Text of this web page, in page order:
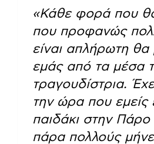
«Κάθε φορά που θα
που προφανώς
είναι απλήρωτη
εμάς από τα μέσα
τραγουδίστρια.
την ώρα που
παιδάκι στην Πάρο
πάρα πολλούς